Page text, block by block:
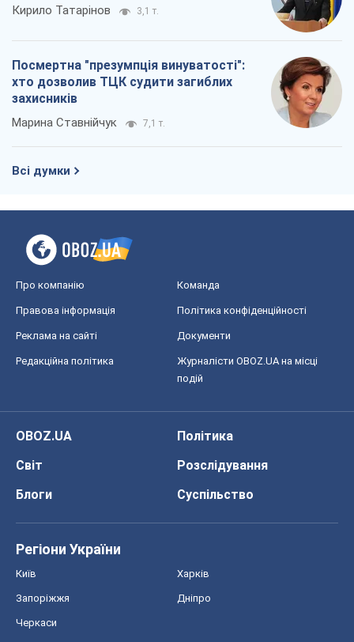
Кирило Татарінов 3,1 т.
Посмертна "презумпція винуватості":
хто дозволив ТЦК судити загиблих
захисників
Марина Ставнійчук 7,1 т.
Всі думки
Про компанію Команда
Правова інформація Політика конфіденційності
Реклама на сайті Документи
Редакційна політика
Журналісти OBOZ.UA на місці
подій
OBOZ.UA
Політика
Світ
Розслідування
Блоги
Суспільство
Регіони України
Київ Харків
Запоріжжя Дніпро
Черкаси